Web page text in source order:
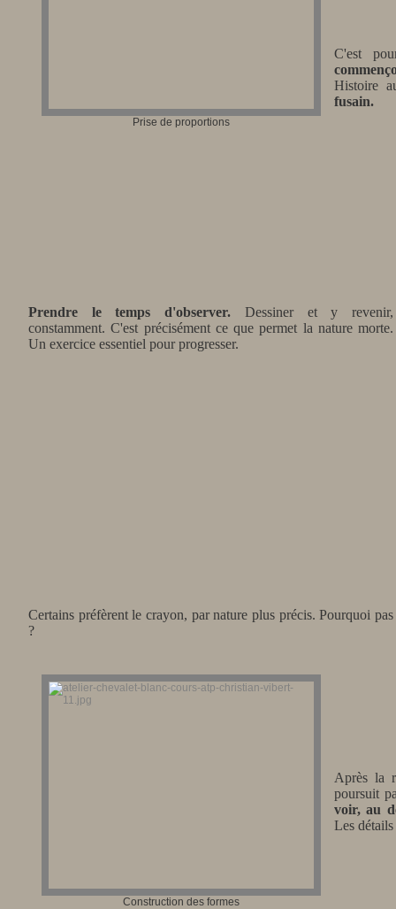
Prise de proportions
C'est
Histoire
fusain.
Prendre le temps d'observer. Dessiner et y revenir,
constamment. C'est précisément ce que permet la nature morte.
Un exercice essentiel pour progresser.
Certains préfèrent le crayon, par nature plus précis. Pourquoi pas
?
Construction des formes
Après la
poursuit
voir, au
Les